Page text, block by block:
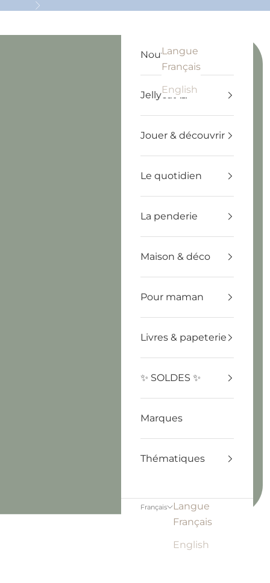
Suivant
Français
Langue
Français
English
Recherche
Panier
Nouveautés
Jellycat 🧸
Jouer & découvrir
Le quotidien
La penderie
Maison & déco
Pour maman
Livres & papeterie
✨ SOLDES ✨
Marques
Thématiques
Français
Langue
Français
English